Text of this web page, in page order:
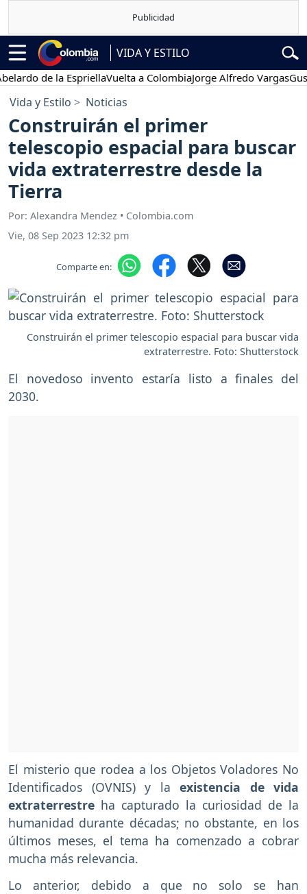
VIDA Y ESTILO
de la EspriellaVuelta a ColombiaJorge Alfredo VargasGustavo
Vida y Estilo Noticias
Construirán el primer
telescopio espacial para buscar
vida extraterrestre desde la
Tierra
Por: Alexandra Mendez • Colombia.com
Vie, 08 Sep 2023 12:32 pm
Comparte en:
Construirán el primer telescopio espacial para buscar vida
extraterrestre. Foto: Shutterstock
El novedoso invento estaría listo a finales del
2030.
El misterio que rodea a los Objetos Voladores No
Identificados (OVNIS) y la existencia de vida
extraterrestre ha capturado la curiosidad de la
humanidad durante décadas; no obstante, en los
últimos meses, el tema ha comenzado a cobrar
mucha más relevancia.
Lo anterior, debido a que no solo se han